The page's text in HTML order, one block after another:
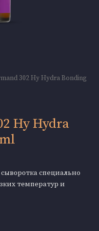
302 Hy Hydra Bonding
Hy Hydra
специально
температур и